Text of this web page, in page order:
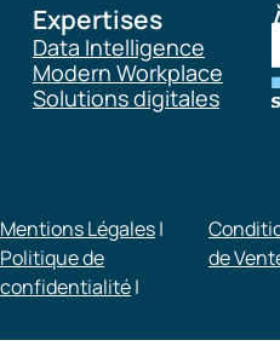
Expertises
Data Intelligence
Modern Workplace
Solutions digitales
Mentions Légales|
Politique de
confidentialité|
de